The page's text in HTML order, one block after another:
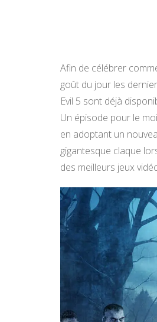
Afin de célébrer
goût du jour les
Evil 5 sont déjà
Un épisode pour le
en adoptant un
gigantesque claque
des meilleurs jeux